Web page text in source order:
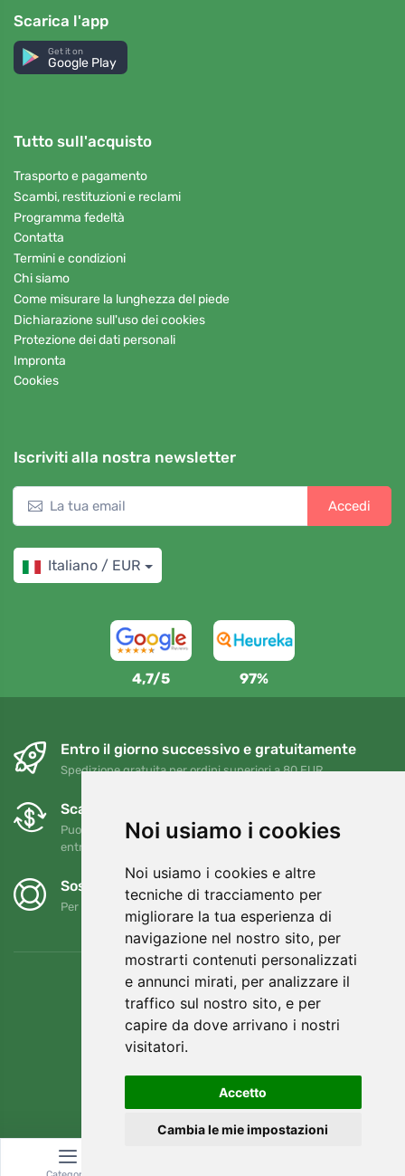
Noi usiamo i cookies
Noi usiamo i cookies e altre
tecniche di tracciamento per
migliorare la tua esperienza di
navigazione nel nostro sito, per
mostrarti contenuti personalizzati
e annunci mirati, per analizzare il
traffico sul nostro sito, e per
capire da dove arrivano i nostri
visitatori.
Accetto
Cambia le mie impostazioni
Scarica l'app
Get it on
Google Play
Tutto sull'acquisto
Trasporto e pagamento
Scambi, restituzioni e reclami
Programma fedeltà
Contatta
Termini e condizioni
Chi siamo
Come misurare la lunghezza del piede
Dichiarazione sull'uso dei cookies
Protezione dei dati personali
Impronta
Cookies
Iscriviti alla nostra newsletter
Accedi
Italiano / EUR
4,7/5 97%
Entro il giorno successivo e gratuitamente
Spedizione gratuita per ordini superiori a 80 EUR
Scambi e resi gratuiti
Puoi restituire o cambiare il tuo ordine in qualsiasi momento
entro 90 giorni
Sosteniamo Trees.org
Per ogni ordine piantiamo un albero! Leggi di più